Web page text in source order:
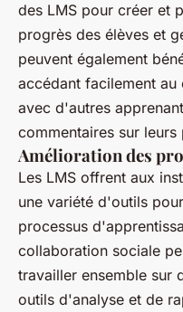
des LMS pour créer et
progrès des élèves et
peuvent également
accédant facilement au
avec d'autres
commentaires sur leurs
Amélioration des
Les LMS offrent aux
une variété d'outils
processus
collaboration sociale
travailler ensemble sur
outils d'analyse et de